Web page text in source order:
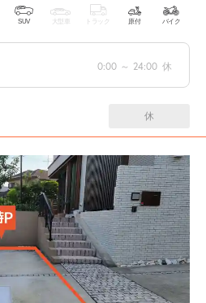
SUV 大型車 トラック 原付 バイク
0:00 ～ 24:00 休
休